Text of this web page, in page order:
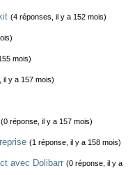
(4 réponses, il y a 152 mois)
mois)
il y a 157 mois)
(0 réponse, il y a 157 mois)
(1 réponse, il y a 158 mois)
avec Dolibarr (0 réponse, il y a